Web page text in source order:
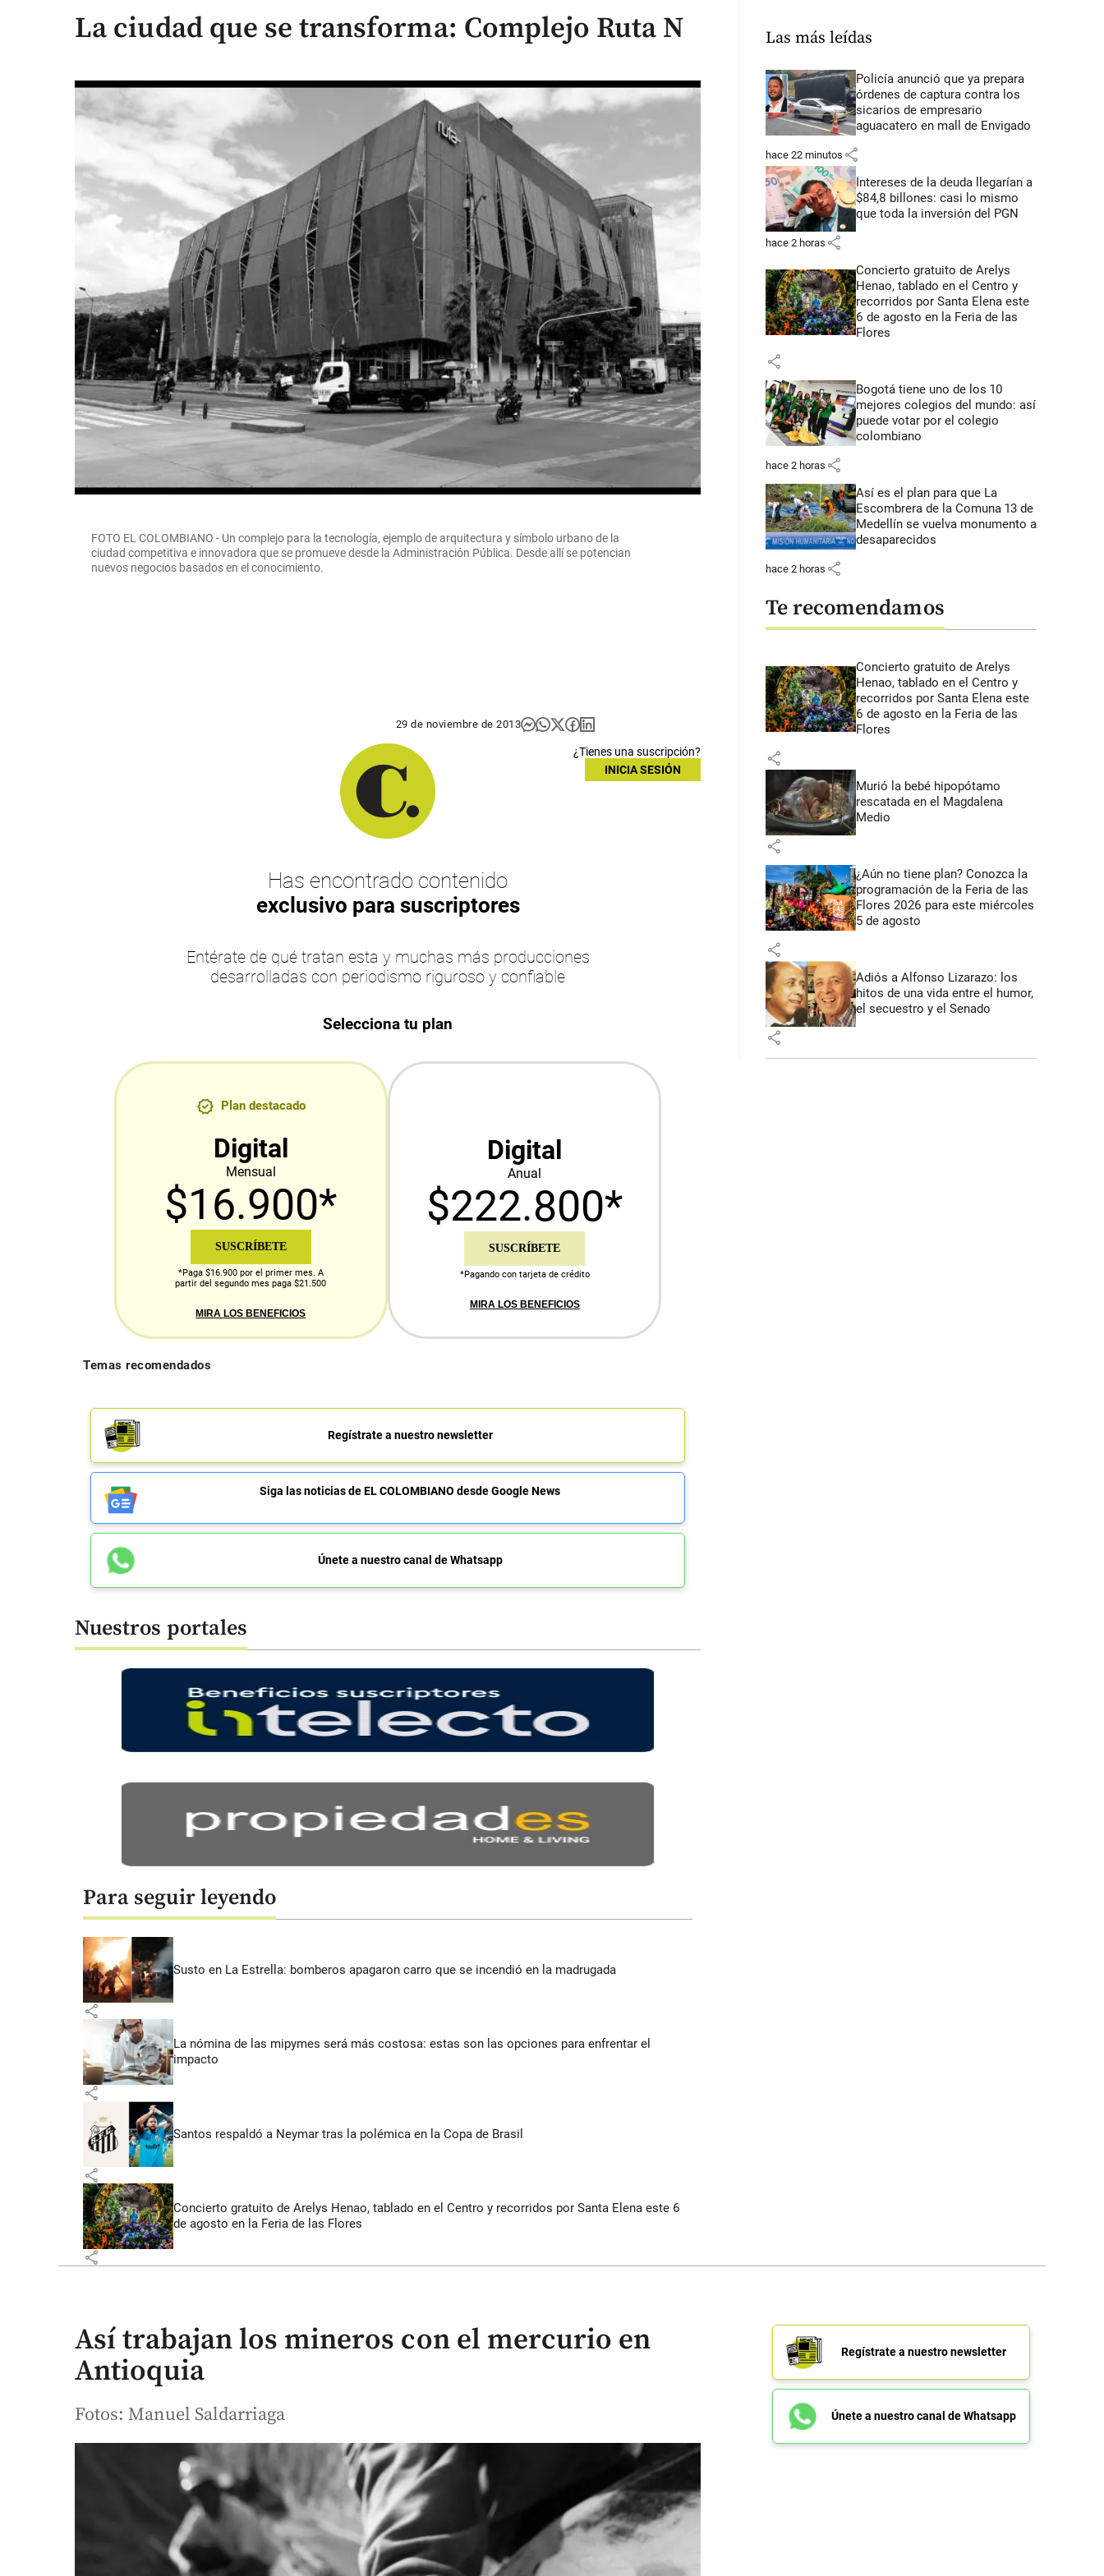
La ciudad que se transforma: Complejo Ruta N
FOTO EL COLOMBIANO - Un complejo para la tecnología, ejemplo de arquitectura y símbolo urbano de la
ciudad competitiva e innovadora que se promueve desde la Administración Pública. Desde allí se potencian
nuevos negocios basados en el conocimiento.
29 de noviembre de 2013
¿Tienes una suscripción?
INICIA SESIÓN
Has encontrado contenido
exclusivo para suscriptores
Entérate de qué tratan esta y muchas más producciones
desarrolladas con periodismo riguroso y confiable
Selecciona tu plan
Plan destacado
Digital
Mensual
$16.900*
SUSCRÍBETE
*Paga $16.900 por el primer mes. A
partir del segundo mes paga $21.500
MIRA LOS BENEFICIOS
Digital
Anual
$222.800*
SUSCRÍBETE
*Pagando con tarjeta de crédito
MIRA LOS BENEFICIOS
Temas recomendados
Regístrate a nuestro newsletter
Siga las noticias de EL COLOMBIANO desde Google News
Únete a nuestro canal de Whatsapp
Nuestros portales
Para seguir leyendo
Susto en La Estrella: bomberos apagaron carro que se incendió en la madrugada
share
La nómina de las mipymes será más costosa: estas son las opciones para enfrentar el
impacto
share
Santos respaldó a Neymar tras la polémica en la Copa de Brasil
share
Concierto gratuito de Arelys Henao, tablado en el Centro y recorridos por Santa Elena este 6
de agosto en la Feria de las Flores
share
Las más leídas
Policía anunció que ya prepara
órdenes de captura contra los
sicarios de empresario
aguacatero en mall de Envigado
hace 22 minutos share
Intereses de la deuda llegarían a
$84,8 billones: casi lo mismo
que toda la inversión del PGN
hace 2 horas share
Concierto gratuito de Arelys
Henao, tablado en el Centro y
recorridos por Santa Elena este
6 de agosto en la Feria de las
Flores
share
Bogotá tiene uno de los 10
mejores colegios del mundo: así
puede votar por el colegio
colombiano
hace 2 horas share
Así es el plan para que La
Escombrera de la Comuna 13 de
Medellín se vuelva monumento a
desaparecidos
hace 2 horas share
Te recomendamos
Concierto gratuito de Arelys
Henao, tablado en el Centro y
recorridos por Santa Elena este
6 de agosto en la Feria de las
Flores
share
Murió la bebé hipopótamo
rescatada en el Magdalena
Medio
share
¿Aún no tiene plan? Conozca la
programación de la Feria de las
Flores 2026 para este miércoles
5 de agosto
share
Adiós a Alfonso Lizarazo: los
hitos de una vida entre el humor,
el secuestro y el Senado
share
Así trabajan los mineros con el mercurio en
Antioquia
Fotos: Manuel Saldarriaga
Regístrate a nuestro newsletter
Únete a nuestro canal de Whatsapp